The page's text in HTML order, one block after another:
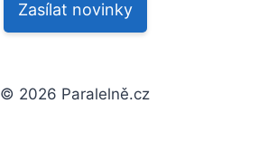
© 2026 Paralelně.cz